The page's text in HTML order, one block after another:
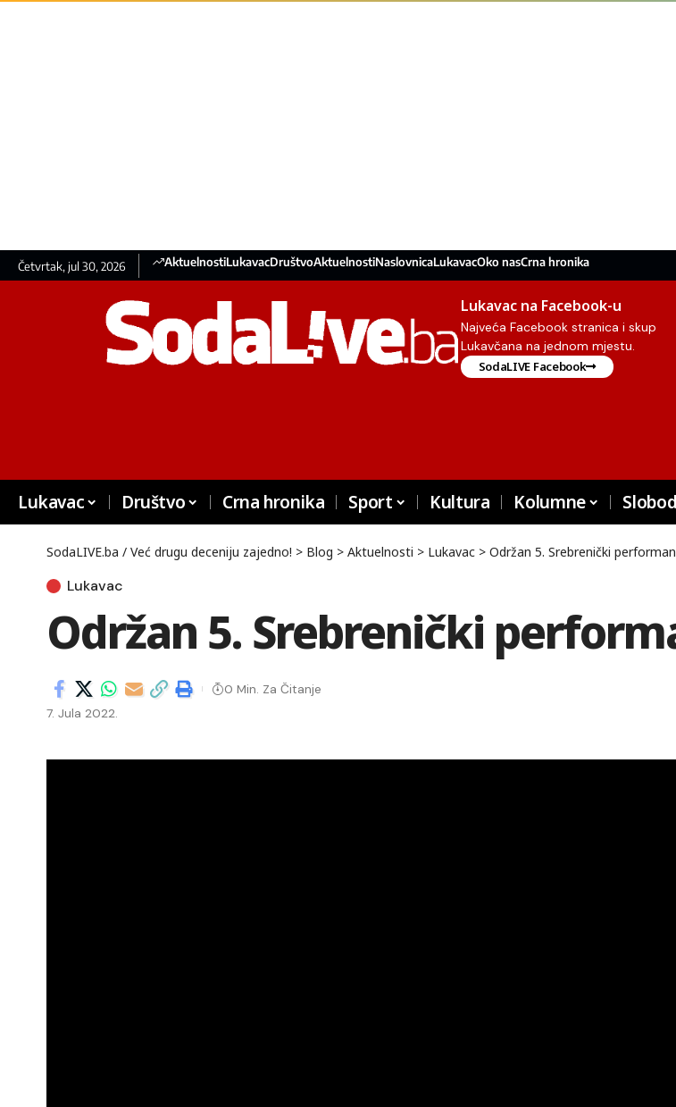
Četvrtak, jul 30, 2026 AktuelnostiLukavacDruštvoAktuelnostiNaslovnicaLukavacOko nasCrna hronika
Lukavac na Facebook-u
Najveća Facebook stranica i skup
Lukavčana na jednom mjestu.
SodaLIVE Facebook
Lukavac Društvo Crna hronika Sport Kultura Kolumne
SodaLIVE.ba / Već drugu deceniju zajedno! > Blog > Aktuelnosti > Lukavac > Održan 5. Srebrenički
Lukavac
Održan 5. Srebrenički
7. Jula 2022.
0 Min. Za Čitanje